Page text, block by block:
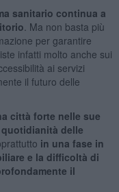
sanitario continua a
. Ma non basta più
per garantire
infatti molto anche sui
ai servizi
il futuro delle
città forte nelle sue
delle
in una fase in
e la difficoltà di
il